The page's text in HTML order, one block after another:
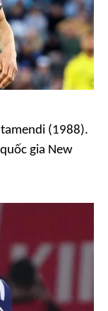
(1988).
gia New